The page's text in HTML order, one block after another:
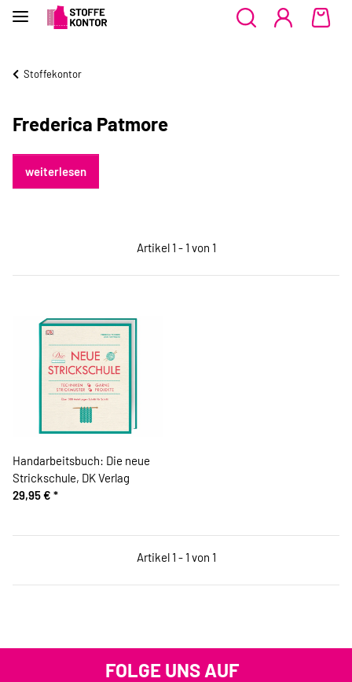
Stoffekontor
Frederica Patmore
weiterlesen
Artikel 1 - 1 von 1
Handarbeitsbuch: Die neue
Strickschule, DK Verlag
29,95 € *
Artikel 1 - 1 von 1
FOLGE UNS AUF